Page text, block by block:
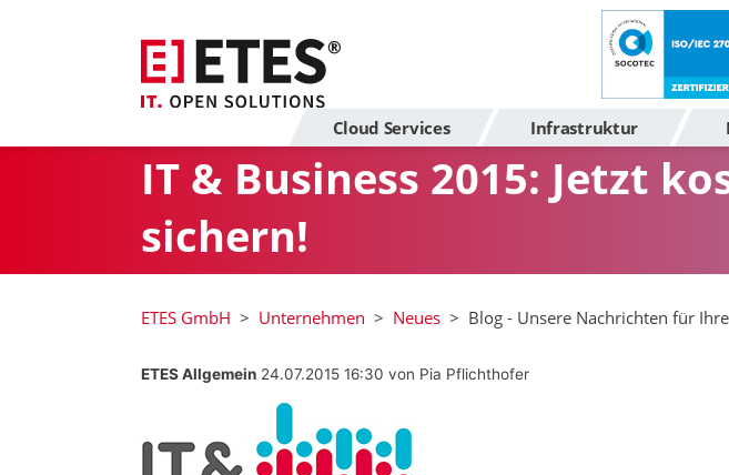
Cloud Services Infrastruktur
IT & Business 2015: Jetzt
sichern!
ETES GmbH Unternehmen Neues Blog - Unsere Nachrichten für
ETES Allgemein 24.07.2015 16:30 von Pia Pflichthofer